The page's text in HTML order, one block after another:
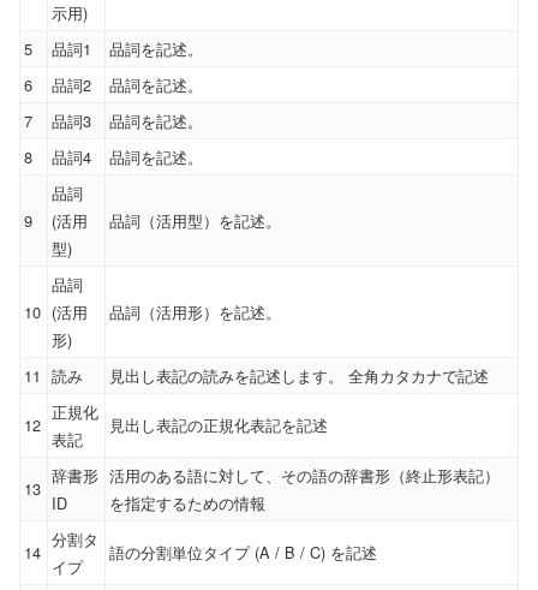
示用)
5 品詞1
品詞を記述。
6
品詞2
品詞を記述。
7
品詞3
品詞を記述。
8
品詞4 品詞を記述。
9
品詞
(活用
型)
品詞（活用型）を記述。
10
品詞
(活用
形)
品詞（活用形）を記述。
11 読み 見出し表記の読みを記述します。 全角カタカナで記述
12
正規化
表記
見出し表記の正規化表記を記述
13
辞書形
ID
活用のある語に対して、その語の辞書形（終止形表記）
を指定するための情報
14
分割タ
イプ
語の分割単位タイプ (A / B / C) を記述